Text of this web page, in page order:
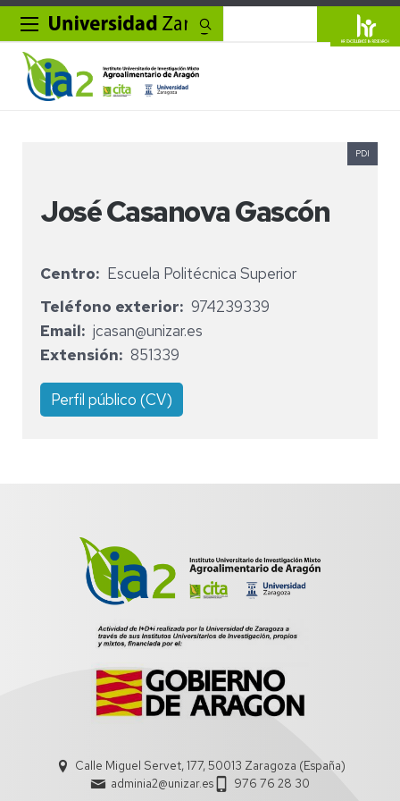
José Casanova Gascón
PDI
Centro
Escuela Politécnica Superior
Teléfono exterior
974239339
Email
jcasan@unizar.es
Extensión
851339
Perfil público (CV)
Calle Miguel Servet, 177, 50013 Zaragoza (España)
adminia2@unizar.es
976 76 28 30